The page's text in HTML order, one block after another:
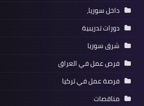
داخل سوريا،
دورات تدريبية
شرق سوريا
فرص عمل في العراق
فرصة عمل في تركيا
مناقصات